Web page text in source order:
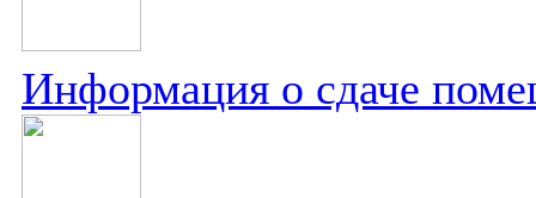
Информация о сдаче